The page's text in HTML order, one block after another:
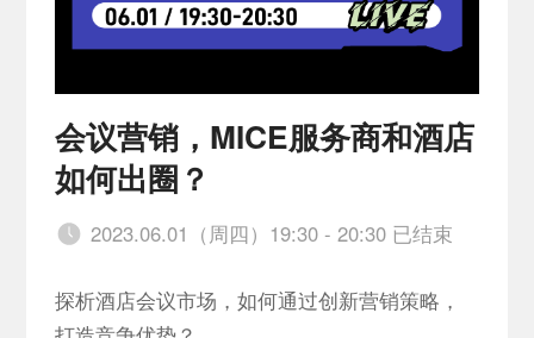
会议营销，MICE服务商和酒店
如何出圈？
2023.06.01（周四）19:30 - 20:30 已结束
探析酒店会议市场，如何通过创新营销策略，